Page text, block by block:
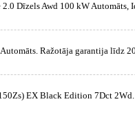
Dīzels Awd 100 kW Automāts,
Ražotāja garantija līdz
EX Black Edition 7Dct